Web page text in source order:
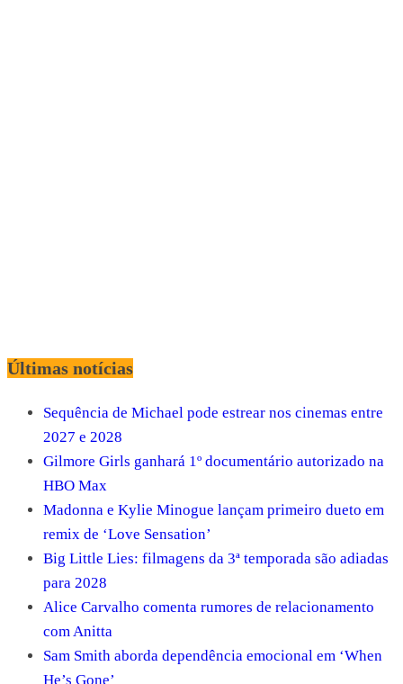
Últimas notícias
Sequência de Michael pode estrear nos cinemas entre
2027 e 2028
Gilmore Girls ganhará 1º documentário autorizado na
HBO Max
Madonna e Kylie Minogue lançam primeiro dueto em
remix de ‘Love Sensation’
Big Little Lies: filmagens da 3ª temporada são adiadas
para 2028
Alice Carvalho comenta rumores de relacionamento
com Anitta
Sam Smith aborda dependência emocional em ‘When
He’s Gone’